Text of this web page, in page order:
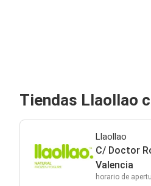
Tiendas Llaollao
Llaollao
C/ Doctor
Valencia
horario de